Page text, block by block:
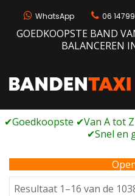
WhatsApp 06
GOEDKOOPSTE BAND
BALANCEREN
Resultaat 1–16 van de